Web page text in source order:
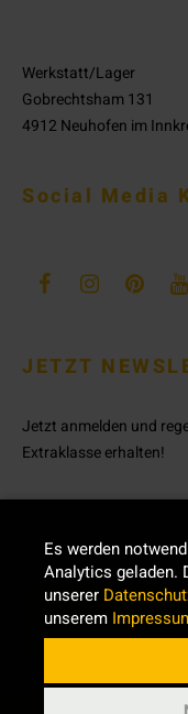
Werkstatt/Lager
Gobrechtsham 131
4912 Neuhofen im
Social Media
JETZT
Jetzt anmelden und
Extraklasse erhalten!
Es werden
Analytics geladen.
unserer
unserem